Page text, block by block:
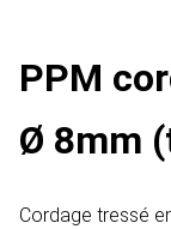
PPM
Ø 8mm
Cordage tressé